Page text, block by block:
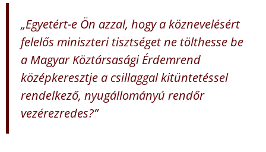
„Egyetért-e Ön azzal, hogy a köznevelésért
felelős miniszteri tisztséget ne tölthesse be
a Magyar Köztársasági Érdemrend
középkeresztje a csillaggal kitüntetéssel
rendelkező, nyugállományú rendőr
vezérezredes?”